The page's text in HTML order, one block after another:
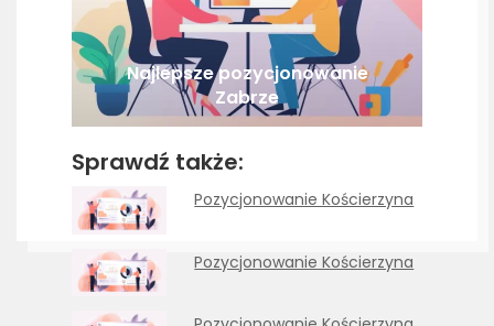
Najlepsze pozycjonowanie
Zabrze
Sprawdź także:
Pozycjonowanie Kościerzyna
Pozycjonowanie Kościerzyna